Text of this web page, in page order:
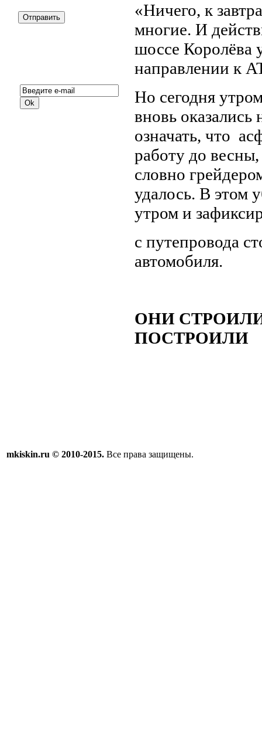
«Ничего, к
многие. И
шоссе Королёва
направлении к
Но сегодня
вновь
означать, что
работу до
словно
удалось. В этом
утром и
с путепровода
автомобиля.
ОНИ
ПОСТРОИЛИ
mkiskin.ru © 2010-2015. Все права защищены.